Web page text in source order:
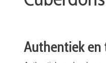
Authentiek en